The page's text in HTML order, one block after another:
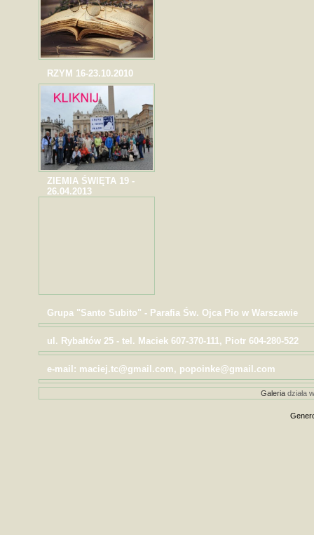
RZYM 16-23.10.2010
ZIEMIA ŚWIĘTA 19 -
26.04.2013
Grupa "Santo Subito" - Parafia Św. Ojca Pio w Warszawie
ul. Rybałtów 25 - tel. Maciek 607-370-111, Piotr 604-280-522
e-mail: maciej.tc@gmail.com, popoinke@gmail.com
Galeriadziała